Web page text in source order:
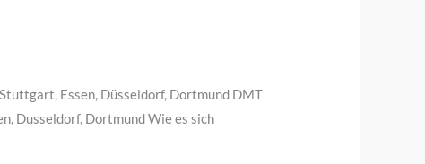
Essen, Düsseldorf, Dortmund DMT
Dusseldorf, Dortmund Wie es sich